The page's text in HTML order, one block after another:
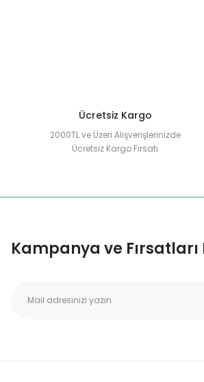
Ücretsiz Kargo
2000TL ve Üzeri Alışverişlerinizde
Ücretsiz Kargo Fırsatı
Kampanya ve Fırsatları